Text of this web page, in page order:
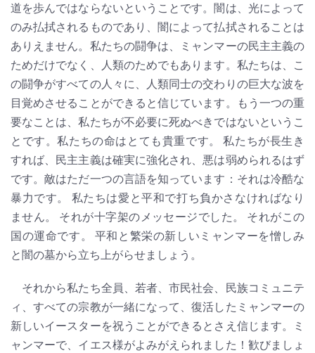
道を歩んではならないということです。闇は、光によって
のみ払拭されるものであり、闇によって払拭されることは
ありえません。私たちの闘争は、ミャンマーの民主主義の
ためだけでなく、人類のためでもあります。私たちは、こ
の闘争がすべての人々に、人類同士の交わりの巨大な波を
目覚めさせることができると信じています。もう一つの重
要なことは、私たちが不必要に死ぬべきではないというこ
とです。私たちの命はとても貴重です。 私たちが長生き
すれば、民主主義は確実に強化され、悪は弱められるはず
です。敵はただ一つの言語を知っています：それは冷酷な
暴力です。 私たちは愛と平和で打ち負かさなければなり
ません。 それが十字架のメッセージでした。 それがこの
国の運命です。 平和と繁栄の新しいミャンマーを憎しみ
と闇の墓から立ち上がらせましょう。
それから私たち全員、若者、市民社会、民族コミュニテ
ィ、すべての宗教が一緒になって、復活したミャンマーの
新しいイースターを祝うことができるとさえ信じます。ミ
ャンマーで、イエス様がよみがえられました！歓びましょ